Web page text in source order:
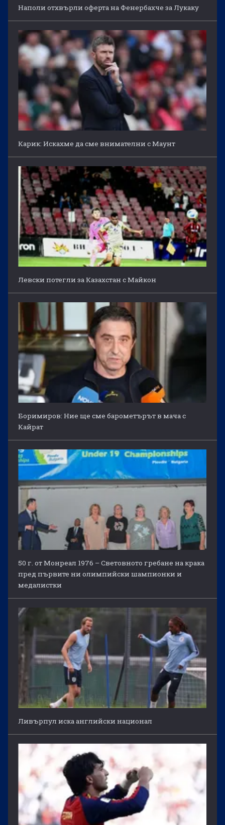
Наполи отхвърли оферта на Фенербахче за Лукаку
Карик: Искахме да сме внимателни с Маунт
Левски потегли за Казахстан с Майкон
Боримиров: Ние ще сме барометърът в мача с
Кайрат
50 г. от Монреал 1976 – Световното гребане на крака
пред първите ни олимпийски шампионки и
медалистки
Ливърпул иска английски национал